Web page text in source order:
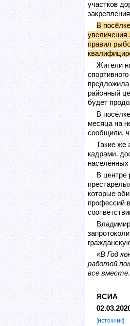
участков
В
увеличения
правил
Жители
районный
будет
В
месяца на
сообщили,
Такие же
кадрами,
населённых
В центре
которые
профессий
«В Год
работой
все
ЯСИА
[источник]